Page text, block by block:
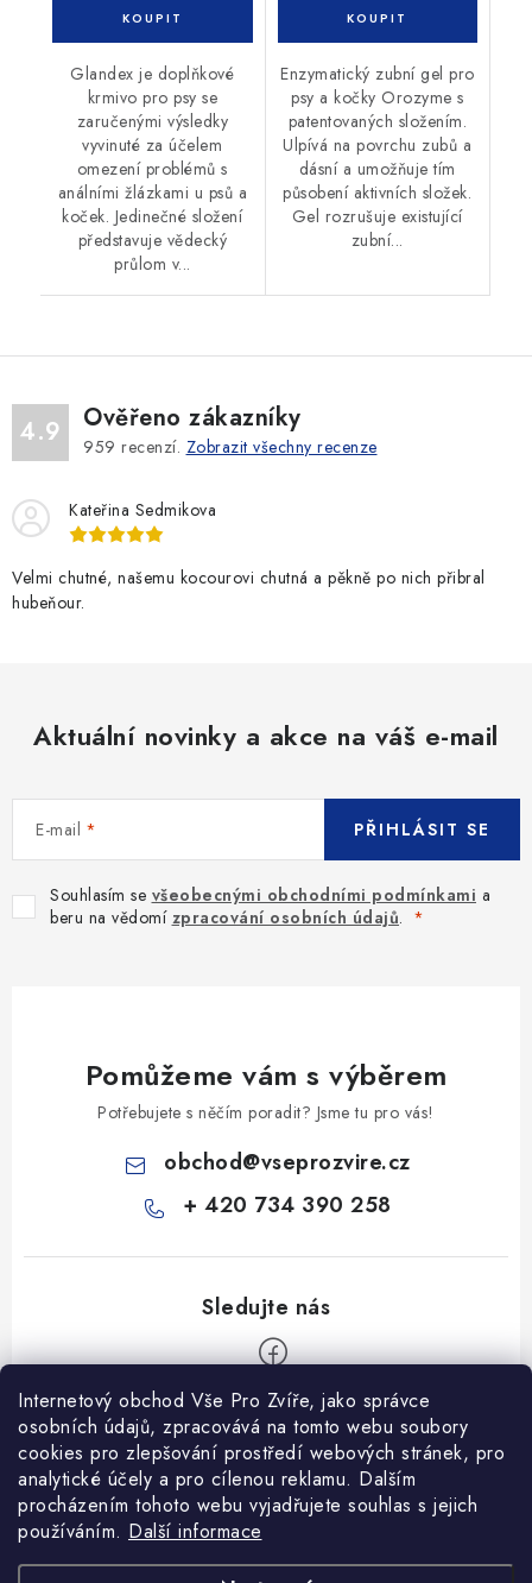
Internetový obchod Vše Pro Zvíře, jako správce
osobních údajů, zpracovává na tomto webu soubory
cookies pro zlepšování prostředí webových stránek, pro
analytické účely a pro cílenou reklamu. Dalším
procházením tohoto webu vyjadřujete souhlas s jejich
používáním. Další informace
Glandex je doplňkové
krmivo pro psy se
zaručenými výsledky
vyvinuté za účelem
omezení problémů s
análními žlázkami u psů a
koček. Jedinečné složení
představuje vědecký
průlom v...
Enzymatický zubní gel pro
psy a kočky Orozyme s
patentovaných složením.
Ulpívá na povrchu zubů a
dásní a umožňuje tím
působení aktivních složek.
Gel rozrušuje existující
zubní...
4.9 Ověřeno zákazníky
959 recenzí. Zobrazit všechny recenze
Kateřina Sedmikova
Velmi chutné, našemu kocourovi chutná a pěkně po nich přibral
hubeňour.
Aktuální novinky a akce na váš e-mail
E-mail
Souhlasím se všeobecnými obchodními podmínkami a
beru na vědomí zpracování osobních údajů.
PŘIHLÁSIT SE
Pomůžeme vám s výběrem
Potřebujete s něčím poradit? Jsme tu pro vás!
obchod@vseprozvire.cz
+ 420 734 390 258
Informace pro Vás
Ceník dopravy
Kontakty